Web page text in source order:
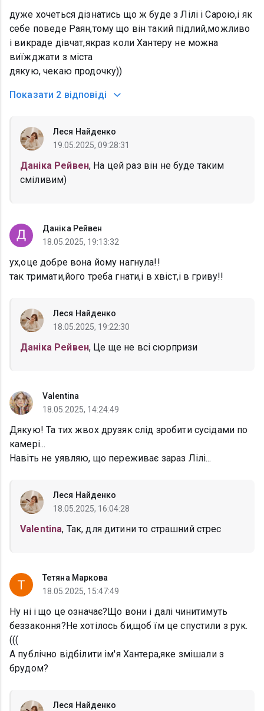
дуже хочеться дізнатись що ж буде з Лілі і Сарою,і як
себе поведе Раян,тому що він такий підлий,можливо
і викраде дівчат,якраз коли Хантеру не можна
виїжджати з міста
дякую, чекаю продочку))
Показати 2 відповіді
Леся Найденко
19.05.2025, 09:28:31
Даніка Рейвен, На цей раз він не буде таким
сміливим)
Даніка Рейвен
18.05.2025, 19:13:32
ух,оце добре вона йому нагнула!!
так тримати,його треба гнати,і в хвіст,і в гриву!!
Леся Найденко
18.05.2025, 19:22:30
Даніка Рейвен, Це ще не всі сюрпризи
Valentina
18.05.2025, 14:24:49
Дякую! Та тих жвох друзяк слід зробити сусідами по
камері...
Навіть не уявляю, що переживає зараз Лілі...
Леся Найденко
18.05.2025, 16:04:28
Valentina, Так, для дитини то страшний стрес
Тетяна Маркова
18.05.2025, 15:47:49
Ну ні і що це означає?Що вони і далі чинитимуть
беззаконня?Не хотілось би,щоб їм це спустили з рук.
(((
А публічно відбілити ім'я Хантера,яке змішали з
брудом?
Леся Найденко